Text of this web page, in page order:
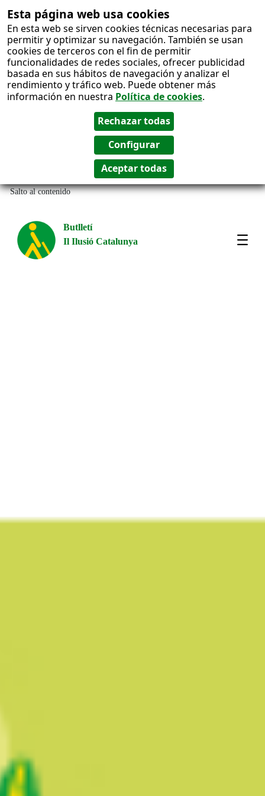
Esta página web usa cookies
En esta web se sirven cookies técnicas necesarias para
permitir y optimizar su navegación. También se usan
cookies de terceros con el fin de permitir
funcionalidades de redes sociales, ofrecer publicidad
basada en sus hábitos de navegación y analizar el
rendimiento y tráfico web. Puede obtener más
información en nuestra Política de cookies.
Salto al contenido
Butlletí
Il Ilusió Catalunya